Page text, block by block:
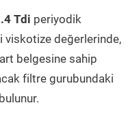
Tdi periyodik
viskotize değerlerinde,
belgesine sahip
filtre gurubundaki